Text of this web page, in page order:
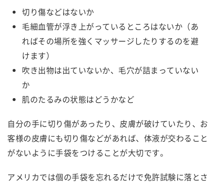
切り傷などはないか
毛細血管が浮き上がっているところはないか（あ
ればその場所を強くマッサージしたりするのを避
けます）
吹き出物は出ていないか、毛穴が詰まっていない
か
肌のたるみの状態はどうかなど
自分の手に切り傷があったり、皮膚が破けていたり、お
客様の皮膚にも切り傷などがあれば、体液が交わること
がないように手袋をつけることが大切です。
アメリカでは個の手袋を忘れるだけで免許試験に落とさ